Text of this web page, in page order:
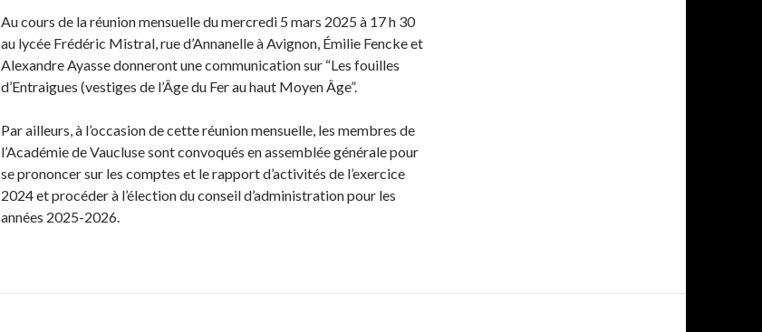
Au cours de la réunion mensuelle du mercredi 5 mars 2025 à 17 h 30
au lycée Frédéric Mistral, rue d’Annanelle à Avignon, Émilie Fencke et
Alexandre Ayasse donneront une communication sur “Les fouilles
d’Entraigues (vestiges de l’Âge du Fer au haut Moyen Âge”.
Par ailleurs, à l’occasion de cette réunion mensuelle, les membres de
l’Académie de Vaucluse sont convoqués en assemblée générale pour
se prononcer sur les comptes et le rapport d’activités de l’exercice
2024 et procéder à l’élection du conseil d’administration pour les
années 2025-2026.